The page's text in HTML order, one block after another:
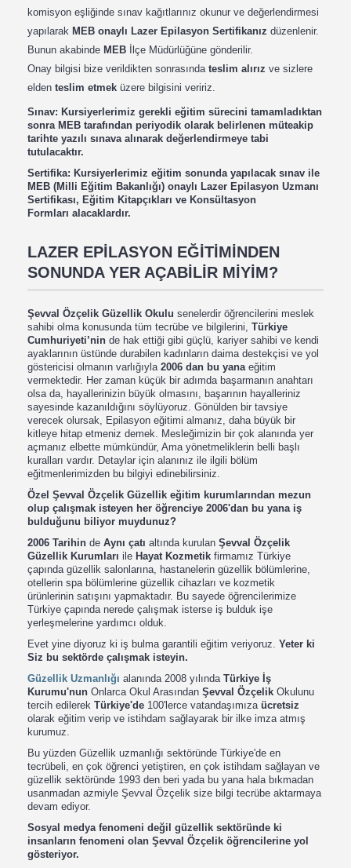
komisyon eşliğinde sınav kağıtlarınız okunur ve değerlendirmesi
yapılarak MEB onaylı Lazer Epilasyon Sertifikanız düzenlenir.
Bunun akabinde MEB İlçe Müdürlüğüne gönderilir.
Onay bilgisi bize verildikten sonrasında teslim alırız ve sizlere
elden teslim etmek üzere bilgisini veririz.
Sınav: Kursiyerlerimiz gerekli eğitim sürecini tamamladıktan
sonra MEB tarafından periyodik olarak belirlenen müteakip
tarihte yazılı sınava alınarak değerlendirmeye tabi
tutulacaktır.
Sertifika: Kursiyerlerimiz eğitim sonunda yapılacak sınav ile
MEB (Milli Eğitim Bakanlığı) onaylı Lazer Epilasyon Uzmanı
Sertifikası, Eğitim Kitapçıkları ve Konsültasyon
Formları alacaklardır.
LAZER EPİLASYON EĞİTİMİNDEN
SONUNDA YER AÇABİLİR MİYİM?
Şevval Özçelik Güzellik Okulu senelerdir öğrencilerini meslek
sahibi olma konusunda tüm tecrübe ve bilgilerini, Türkiye
Cumhuriyeti’nin de hak ettiği gibi güçlü, kariyer sahibi ve kendi
ayaklarının üstünde durabilen kadınların daima destekçisi ve yol
göstericisi olmanın varlığıyla 2006 dan bu yana eğitim
vermektedir. Her zaman küçük bir adımda başarmanın anahtarı
olsa da, hayallerinizin büyük olmasını, başarının hayalleriniz
sayesinde kazanıldığını söylüyoruz. Gönülden bir tavsiye
verecek olursak, Epilasyon eğitimi almanız, daha büyük bir
kitleye hitap etmeniz demek. Mesleğimizin bir çok alanında yer
açmanız elbette mümkündür, Ama yönetmeliklerin belli başlı
kuralları vardır. Detaylar için alanınız ile ilgili bölüm
eğitmenlerimizden bu bilgiyi edinebilirsiniz.
Özel Şevval Özçelik Güzellik eğitim kurumlarından mezun
olup çalışmak isteyen her öğrenciye 2006'dan bu yana iş
bulduğunu biliyor muydunuz?
2006 Tarihin de Aynı çatı altında kurulan Şevval Özçelik
Güzellik Kurumları ile Hayat Kozmetik firmamız Türkiye
çapında güzellik salonlarına, hastanelerin güzellik bölümlerine,
otellerin spa bölümlerine güzellik cihazları ve kozmetik
ürünlerinin satışını yapmaktadır. Bu sayede öğrencilerimize
Türkiye çapında nerede çalışmak isterse iş bulduk işe
yerleşmelerine yardımcı olduk.
Evet yine diyoruz ki iş bulma garantili eğitim veriyoruz. Yeter ki
Siz bu sektörde çalışmak isteyin.
Güzellik Uzmanlığı alanında 2008 yılında Türkiye İş
Kurumu'nun Onlarca Okul Arasından Şevval Özçelik Okulunu
tercih edilerek Türkiye'de 100'lerce vatandaşımıza ücretsiz
olarak eğitim verip ve istihdam sağlayarak bir ilke imza atmış
kurumuz.
Bu yüzden Güzellik uzmanlığı sektöründe Türkiye'de en
tecrübeli, en çok öğrenci yetiştiren, en çok istihdam sağlayan ve
güzellik sektöründe 1993 den beri yada bu yana hala bıkmadan
usanmadan azmiyle Şevval Özçelik size bilgi tecrübe aktarmaya
devam ediyor.
Sosyal medya fenomeni değil güzellik sektöründe ki
insanların fenomeni olan Şevval Özçelik öğrencilerine yol
gösteriyor.